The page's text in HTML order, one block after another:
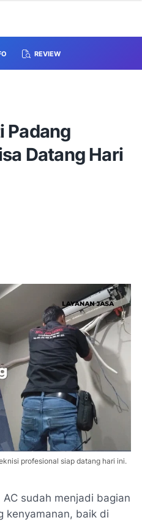
REVIEW
Padang
Datang Hari
profesional siap datang hari ini.
sudah menjadi bagian
kenyamanan, baik di